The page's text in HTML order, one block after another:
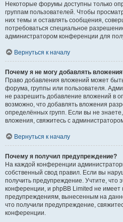
Некоторые форумы доступны только
группам пользователей. Чтобы
них темы и оставлять сообщения,
потребоваться специальное
администратором конференции для
Вернуться к началу
Почему я не могу добавлять
Право добавления вложений может
форума, группы или пользователя.
не разрешить добавление вложений в
возможно, что добавлять вложения
определённых групп. Если вы не
вложения, свяжитесь с
Вернуться к началу
Почему я получил предупреждение?
На каждой конференции
собственный свод правил. Если вы
получить предупреждение. Учтите, что
конференции, и phpBB Limited не имеет
предупреждениям, вынесенным на
что получили предупреждение,
конференции.